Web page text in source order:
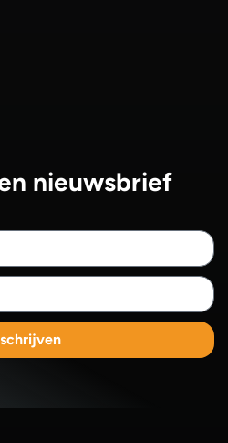
nieuwsbrief